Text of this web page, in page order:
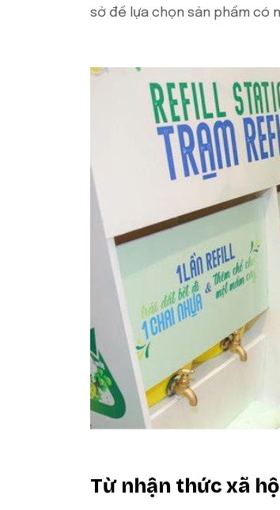
sở để lựa chọn sản phẩm có
Từ nhận thức xã